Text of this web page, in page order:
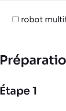
robot
Étape 1